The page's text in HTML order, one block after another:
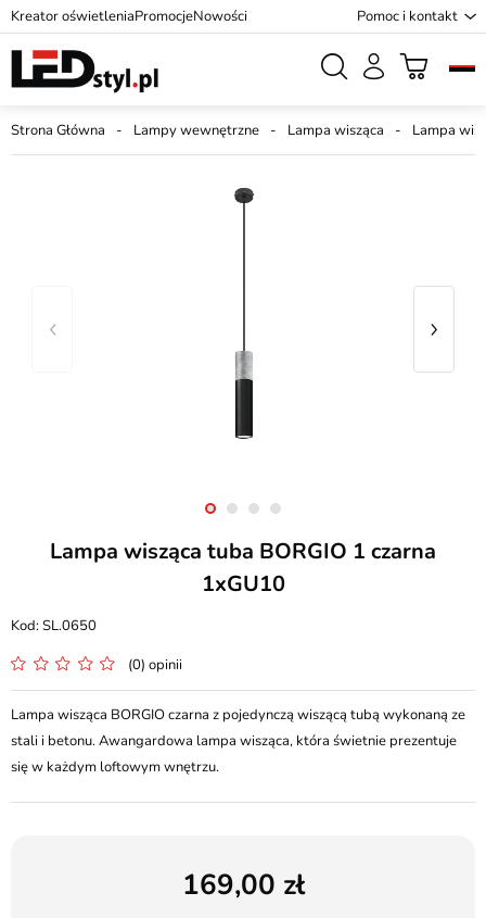
Kreator oświetleniaPromocjeNowości Pomoc i kontakt
Strona Główna Lampy wewnętrzne Lampa wisząca Lampa
Lampa wisząca tuba BORGIO 1 czarna
1xGU10
SL.0650
(0) opinii
Lampa wisząca BORGIO czarna z pojedynczą wiszącą tubą wykonaną ze
stali i betonu. Awangardowa lampa wisząca, która świetnie prezentuje
się w każdym loftowym wnętrzu.
169,00